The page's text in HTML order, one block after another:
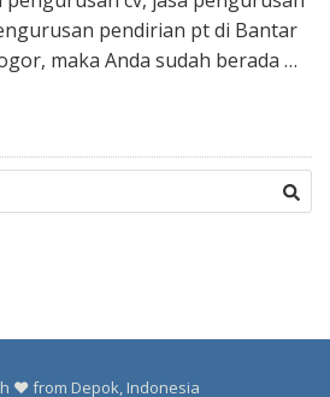
pendirian pt di Bantar
maka Anda sudah berada …
❤️ from Depok, Indonesia